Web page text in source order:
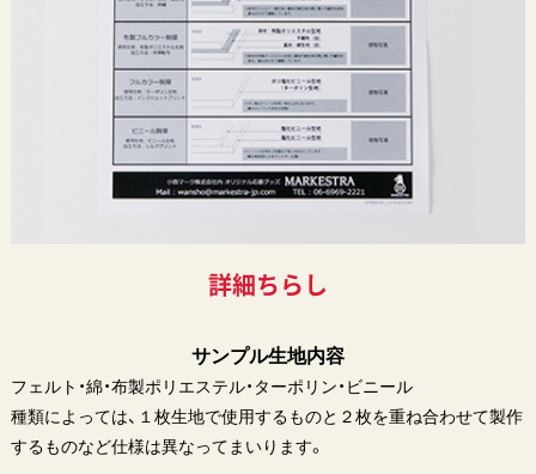
詳細ちらし
サンプル生地内容
フェルト・綿・布製ポリエステル・ターポリン・ビニール
種類によっては、１枚生地で使用するものと２枚を重ね合わせて製作
するものなど仕様は異なってまいります。